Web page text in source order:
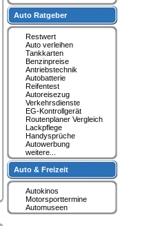
Auto Ratgeber
Restwert
Auto verleihen
Tankkarten
Benzinpreise
Antriebstechnik
Autobatterie
Reifentest
Autoreisezug
Verkehrsdienste
EG-Kontrollgerät
Routenplaner Vergleich
Lackpflege
Handysprüche
Autowerbung
weitere...
Auto & Freizeit
Autokinos
Motorsporttermine
Automuseen